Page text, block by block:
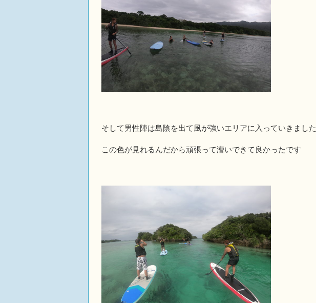
そして男性陣は島陰を出て風が強いエリアに入っていきました
この色が見れるんだから頑張って漕いできて良かったです